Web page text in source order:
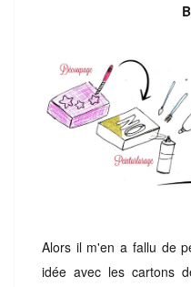
Alors il m'en a fallu de
idée avec les cartons